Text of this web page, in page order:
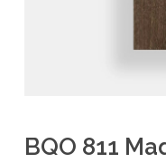
BQO 811